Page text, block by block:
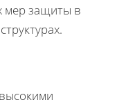
мер защиты в